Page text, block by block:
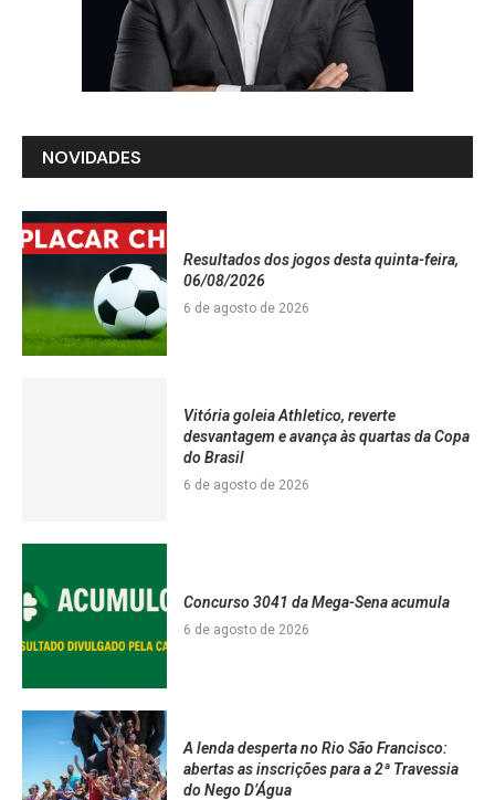
NOVIDADES
Resultados dos jogos desta quinta-feira,
06/08/2026
6 de agosto de 2026
Vitória goleia Athletico, reverte
desvantagem e avança às quartas da Copa
do Brasil
6 de agosto de 2026
Concurso 3041 da Mega-Sena acumula
6 de agosto de 2026
A lenda desperta no Rio São Francisco:
abertas as inscrições para a 2ª Travessia
do Nego D’Água